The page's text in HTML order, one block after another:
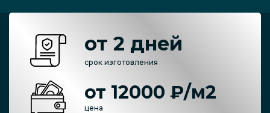
от 2 дней
срок изготовления
от 12000 ₽/м2
цена